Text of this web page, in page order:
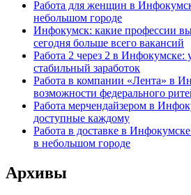
Работа для женщин в
небольшом городе
Инфокумск: какие профессии
сегодня больше всего вакансий
Работа 2 через 2 в Инфокумске:
стабильный заработок
Работа в компании «Лента» в
возможности федерального
Работа мерчендайзером в
доступные каждому
Работа в доставке в
в небольшом городе
Архивы